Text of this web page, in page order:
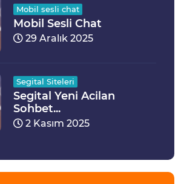
Mobil sesli chat
Mobil Sesli Chat
29 Aralık 2025
Segital Siteleri
Segital Yeni Acilan
Sohbet...
2 Kasım 2025